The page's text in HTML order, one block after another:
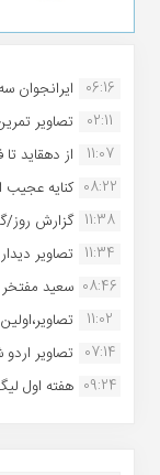
06:16 ایرانجوان
02:11
تصاویر
11:07
از دهقاید
08:22 کنایه
11:38 گزارش روز/
11:34 تصاویر
08:46 سعید مفتخر
11:02
07:14 تصاویر
09:24 هفته اول